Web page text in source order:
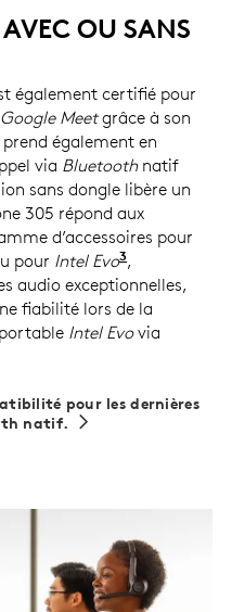
OU SANS
également certifié pour
Google Meetgrâce à son
également en
via Bluetoothnatif
UC uniquement.
sans dongle libère un
305 répond aux
d’accessoires pour
pour Intel Evo3Nécessite la
,
audio exceptionnelles,
fiabilité lors de la
Intel Evovia
pour les dernières
natif.